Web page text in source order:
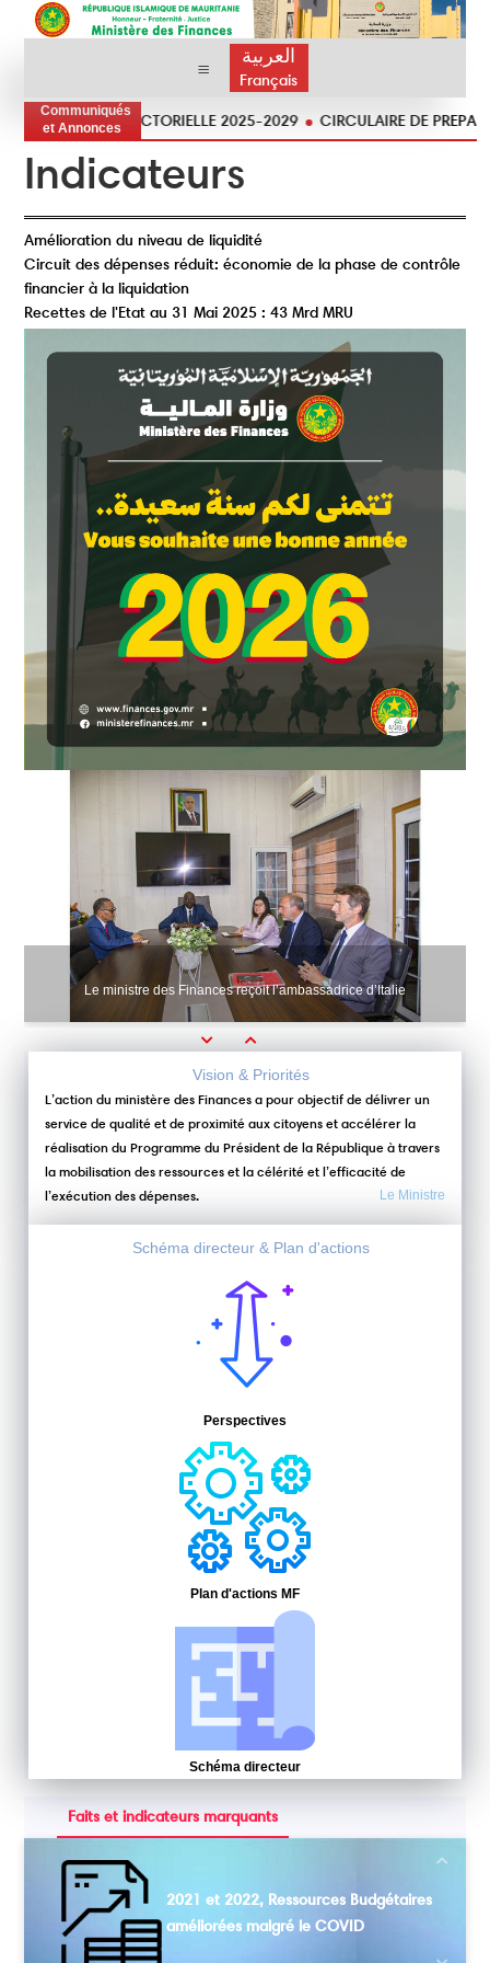
العربية
Français
Communiqués
et Annonces
STRATÉGIE SECTORIELLE 2025-2029 CIRCULAIRE DE
Indicateurs
Amélioration du niveau de liquidité
Circuit des dépenses réduit: économie de la phase de contrôle
financier à la liquidation
Recettes de l'Etat au 31 Mai 2025 : 43 Mrd MRU
Le ministre des Finances reçoit l’ambassadrice d’Italie
Previous
Vision & Priorités
L’action du ministère des Finances a pour objectif de délivrer un
service de qualité et de proximité aux citoyens et accélérer la
réalisation du Programme du Président de la République à travers
la mobilisation des ressources et la célérité et l’efficacité de
l’exécution des dépenses.
Le Ministre
Schéma directeur & Plan d'actions
Perspectives
Plan d'actions MF
Schéma directeur
Faits et indicateurs marquants
2021 et 2022, Ressources Budgétaires
améliorées malgré le COVID